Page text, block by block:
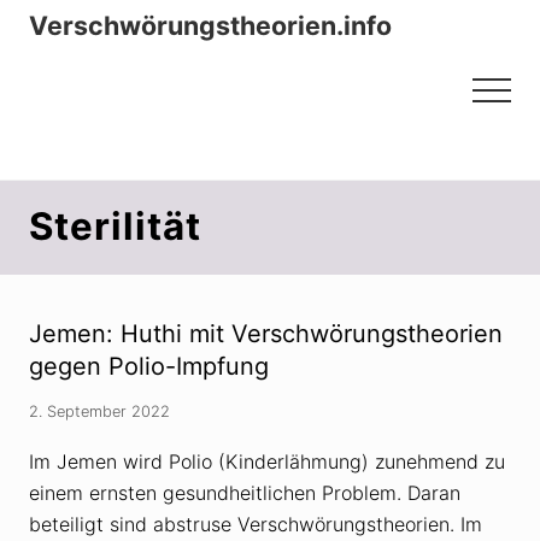
Menu
Zum
ZurVerschwörungstheorien.info
Menu
Sterilität
Jemen: Huthi mit Verschwörungstheorien
gegen Polio-Impfung
2. September 2022
Im Jemen wird Polio (Kinderlähmung) zunehmend zu
einem ernsten gesundheitlichen Problem. Daran
beteiligt sind abstruse Verschwörungstheorien. Im